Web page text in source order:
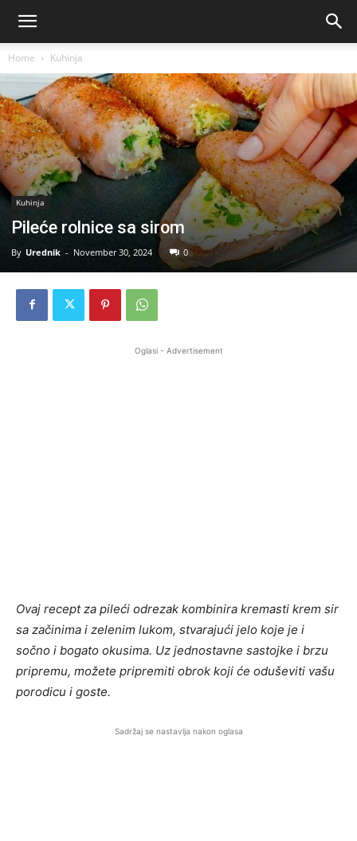
Home Kuhinja
Kuhinja
Pileće rolnice sa sirom
By Urednik - November 30, 2024 0
Oglasi - Advertisement
Ovaj recept za pileći odrezak kombinira kremasti krem sir
sa začinima i zelenim lukom, stvarajući jelo koje je i
sočno i bogato okusima. Uz jednostavne sastojke i brzu
pripremu, možete pripremiti obrok koji će oduševiti vašu
porodicu i goste.
Sadržaj se nastavlja nakon oglasa